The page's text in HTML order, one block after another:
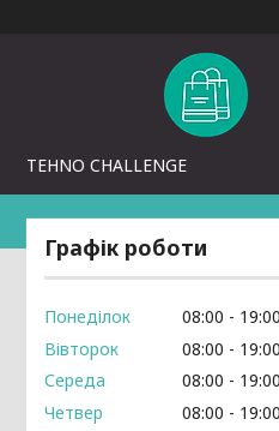
TEHNO CHALLENGE
Графік роботи
Понеділок 08:00
19:00
Вівторок
08:00
19:00
Середа
08:00
19:00
Четвер
08:00
19:00